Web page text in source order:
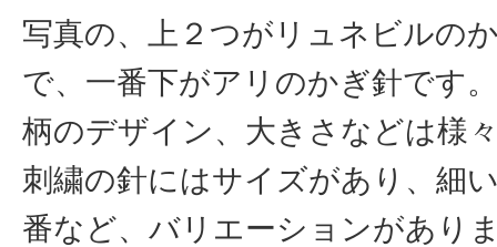
写真の、上２つがリュネビルの
で、一番下がアリのかぎ針です。
柄のデザイン、大きさなどは様
刺繍の針にはサイズがあり、細
番など、バリエーションがあり